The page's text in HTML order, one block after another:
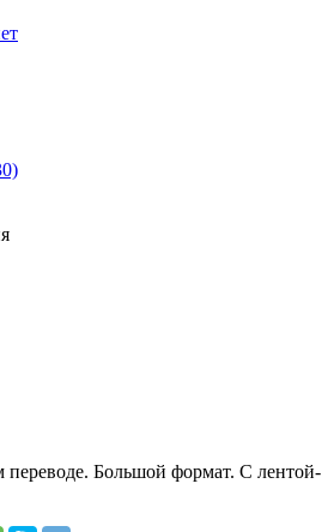
Большой формат. С лентой-